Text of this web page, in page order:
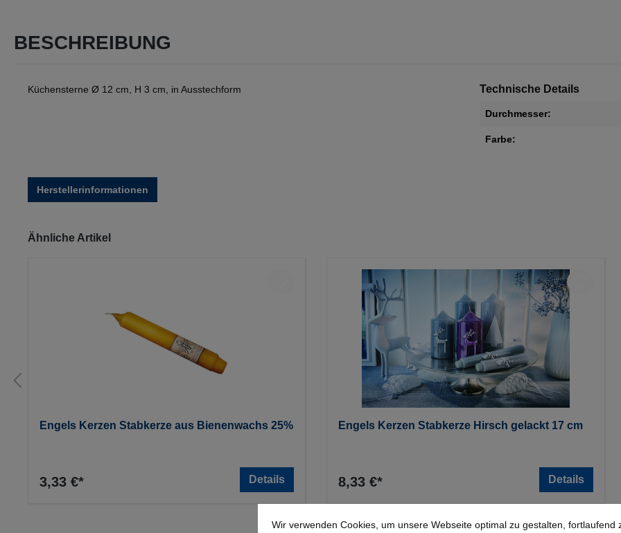
BESCHREIBUNG
Küchensterne Ø 12 cm, H 3 cm, in Ausstechform Technische Details
Durchmesser:
Farbe:
Herstellerinformationen
Produktgalerie überspringen
Ähnliche Artikel
Engels Kerzen Stabkerze aus Bienenwachs 25%
3,33 €* Details
Engels Kerzen Stabkerze Hirsch gelackt 17 cm
8,33 €* Details
Wir verwenden Cookies, um unsere Webseite optimal zu gestalten, fortlaufend